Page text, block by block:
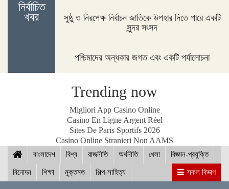
আইসিসি জুন মাসের সেরার দৌড়ে রোহিত-বুমরাহ ও গুরবাজ
স্পিকারের সাথে মালয়েশিয়ার হাউজ অব রিপ্রেজেনটেটিভের
স্পিকারের বৈঠক
ছাত্র-ছাত্রীদের সুনাগরিক হিসেবে গড়ে ওঠার আহ্বান সিমিন
হোসেন রিমির
নির্বাচিত
খবর
সুষ্ঠু ও নিরপেক্ষ নির্বাচন জাতিকে উপহার দিতে পারে একটি
সুন্দর সংসদ
পশ্চিমাদের অন্ধকার জগত এবং একটি পর্যালোচনা
Trending now
Migliori App Casino Online
Casino En Ligne Argent Réel
Sites De Paris Sportifs 2026
Casino Online Stranieri Non AAMS
বাংলাদেশ বিশ্ব রাজনীতি অর্থনীতি খেলা বিজ্ঞান-প্রযুক্তি
বিনোদন শিক্ষা মুক্তমত শিল্প-সাহিত্য সকল বিভাগ